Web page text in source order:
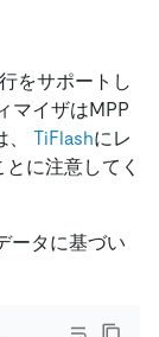
をサポートし
マイザはMPP
TiFlashにレ
に注意してく
ータに基づい